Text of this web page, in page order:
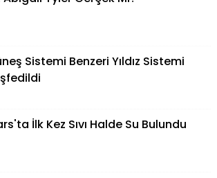
Sistemi Benzeri Yıldız Sistemi
İlk Kez Sıvı Halde Su Bulundu